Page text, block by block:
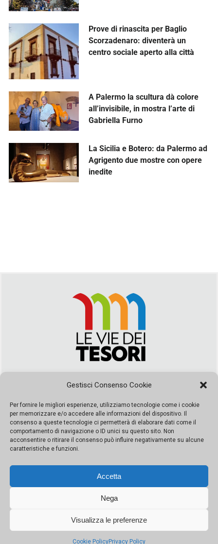
Gestisci Consenso Cookie
Per fornire le migliori esperienze, utilizziamo tecnologie come i cookie
per memorizzare e/o accedere alle informazioni del dispositivo. Il
consenso a queste tecnologie ci permetterà di elaborare dati come il
comportamento di navigazione o ID unici su questo sito. Non
acconsentire o ritirare il consenso può influire negativamente su alcune
caratteristiche e funzioni.
Accetta
Nega
Visualizza le preferenze
Cookie PolicyPrivacy Policy
Prove di rinascita per Baglio
Scorzadenaro: diventerà un
centro sociale aperto alla città
A Palermo la scultura dà colore
all’invisibile, in mostra l’arte di
Gabriella Furno
La Sicilia e Botero: da Palermo ad
Agrigento due mostre con opere
inedite
segreteria@leviedeitesori.it
Direttore ResponsabileMarcello Barbaro – Aut. del tribunale di
Palermo n. 19 del 2017 iscrizione al roc numero 37003 Editore
Porta Felice Srl. Sede legale: Via Libertà 93 – 90143 Palermo
Società iscritta alla Camera di Commercio di Palermo Ufficio
065228208251 Capitale 10000 euro IV
© Copyright Porta Felice | Le Vie dei Tesori. Tutti i diritti riservati |Privacy Policy